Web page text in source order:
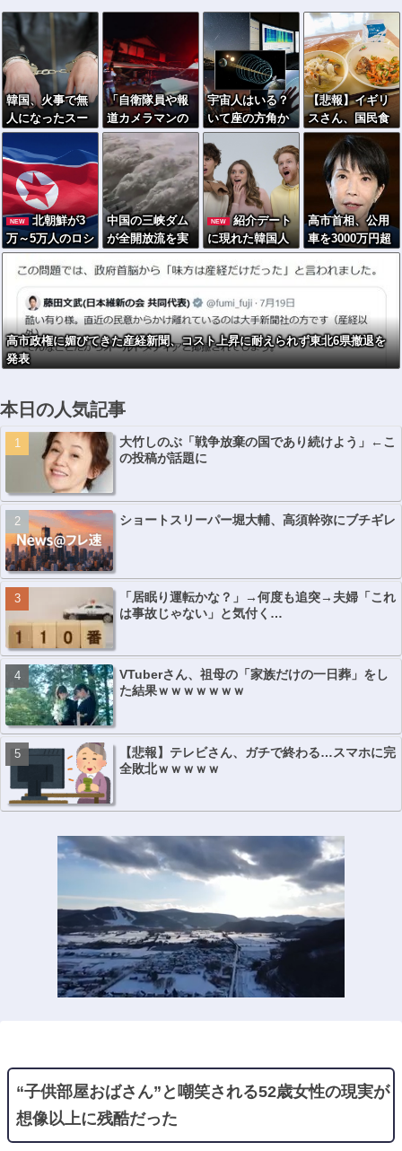
韓国、火事で無
人になったスー
パーに女が侵入
→食料を大量に
盗む→翌日また
来店した理由が
ヤバい
「自衛隊員や報
道カメラマンの
フリをして泥棒
を…」500万円
分の預金通帳を
盗まれた高齢女
性が明かす被
害！
宇宙人はいる？
いて座の方角か
ら72秒間捉えた
強い電波、50年
間正体分からぬ
「Wow！信号」
【悲報】イギリ
スさん、国民食
を子どもに食わ
せるのを諦める
ｗｗｗｗｗｗｗ
NEW
北朝鮮が3
万～5万人のロシ
ア派兵決定 →ゼ
レンスキー大統
領「韓国が我々
に協力すべき」
中国の三峡ダム
が全開放流を実
施…長江流域で
深刻な洪水被
NEW
紹介デート
に現れた韓国人
男性、まさかの
「全身登山服」
ｗｗｗ
高市首相、公用
車を3000万円超
の新型センチュ
リーSUVに変更
ｗｗｗｗｗｗｗ
高市政権に媚びてきた産経新聞、コスト上昇に耐えられず東北6県撤退を
発表
本日の人気記事
大竹しのぶ「戦争放棄の国であり続けよう」←こ
の投稿が話題に
ショートスリーパー堀大輔、高須幹弥にブチギレ
「居眠り運転かな？」→何度も追突→夫婦「これ
は事故じゃない」と気付く…
VTuberさん、祖母の「家族だけの一日葬」をし
た結果ｗｗｗｗｗｗｗ
【悲報】テレビさん、ガチで終わる…スマホに完
全敗北ｗｗｗｗｗ
“子供部屋おばさん”と嘲笑される52歳女性の現実が
想像以上に残酷だった